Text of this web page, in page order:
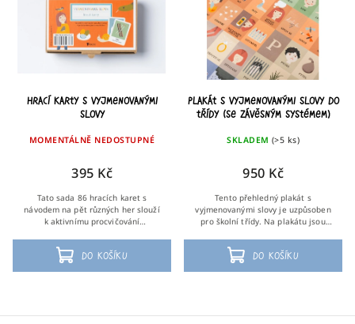
Nejprodávanější
Abecedně
Hrací karty s vyjmenovanými
slovy
MOMENTÁLNĚ NEDOSTUPNÉ
395 Kč
Do košíku
Tato sada 86 hracích karet s
návodem na pět různých her slouží
k aktivnímu procvičování
do škol. Momentálně nejsou hrací
karty...
Plakát s vyjmenovanými slovy do
třídy (se závěsným systémem)
SKLADEM (>5 ks)
950 Kč
Do košíku
Tento přehledný plakát s
vyjmenovanými slovy je uzpůsoben
pro školní třídy. Na plakátu jsou
slova po hláskách B, L, M, P, S, V a Z.
Zároveň má...